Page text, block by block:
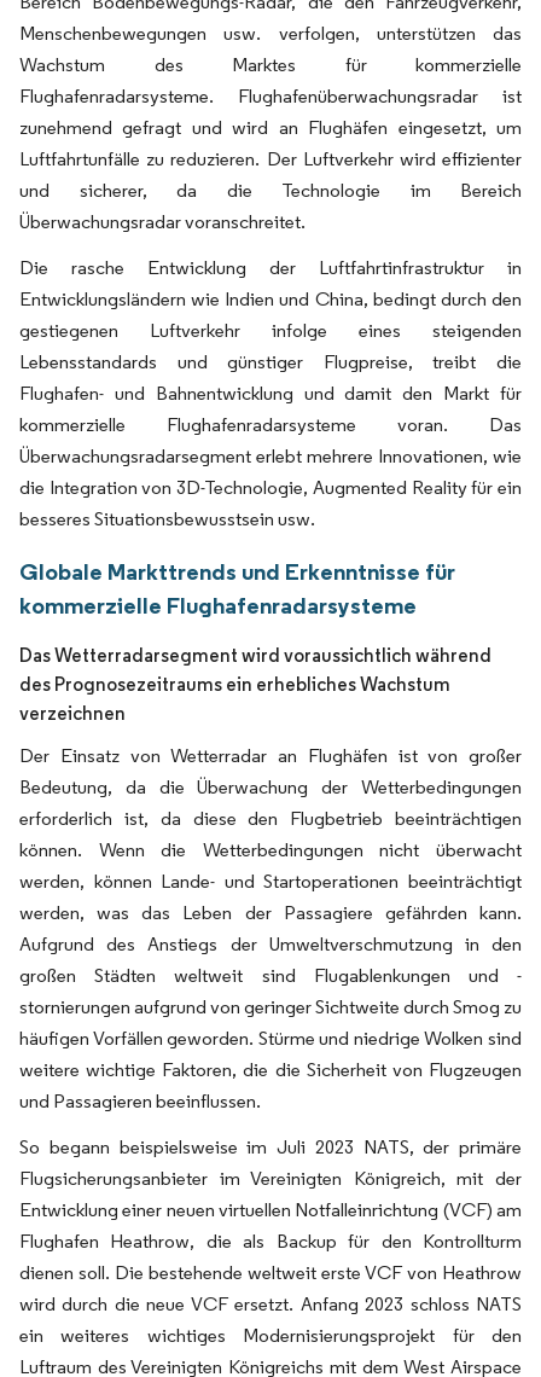
Menschenbewegungen usw. verfolgen, unterstützen das
Wachstum des Marktes für kommerzielle
Flughafenradarsysteme. Flughafenüberwachungsradar ist
zunehmend gefragt und wird an Flughäfen eingesetzt, um
Luftfahrtunfälle zu reduzieren. Der Luftverkehr wird effizienter
und sicherer, da die Technologie im Bereich
Überwachungsradar voranschreitet.
Die rasche Entwicklung der Luftfahrtinfrastruktur in
Entwicklungsländern wie Indien und China, bedingt durch den
gestiegenen Luftverkehr infolge eines steigenden
Lebensstandards und günstiger Flugpreise, treibt die
Flughafen- und Bahnentwicklung und damit den Markt für
kommerzielle Flughafenradarsysteme voran. Das
Überwachungsradarsegment erlebt mehrere Innovationen, wie
die Integration von 3D-Technologie, Augmented Reality für ein
besseres Situationsbewusstsein usw.
Globale Markttrends und Erkenntnisse für
kommerzielle Flughafenradarsysteme
Das Wetterradarsegment wird voraussichtlich während
des Prognosezeitraums ein erhebliches Wachstum
verzeichnen
Der Einsatz von Wetterradar an Flughäfen ist von großer
Bedeutung, da die Überwachung der Wetterbedingungen
erforderlich ist, da diese den Flugbetrieb beeinträchtigen
können. Wenn die Wetterbedingungen nicht überwacht
werden, können Lande- und Startoperationen beeinträchtigt
werden, was das Leben der Passagiere gefährden kann.
Aufgrund des Anstiegs der Umweltverschmutzung in den
großen Städten weltweit sind Flugablenkungen und -
stornierungen aufgrund von geringer Sichtweite durch Smog zu
häufigen Vorfällen geworden. Stürme und niedrige Wolken sind
weitere wichtige Faktoren, die die Sicherheit von Flugzeugen
und Passagieren beeinflussen.
So begann beispielsweise im Juli 2023 NATS, der primäre
Flugsicherungsanbieter im Vereinigten Königreich, mit der
Entwicklung einer neuen virtuellen Notfalleinrichtung (VCF) am
Flughafen Heathrow, die als Backup für den Kontrollturm
dienen soll. Die bestehende weltweit erste VCF von Heathrow
wird durch die neue VCF ersetzt. Anfang 2023 schloss NATS
ein weiteres wichtiges Modernisierungsprojekt für den
Luftraum des Vereinigten Königreichs mit dem West Airspace